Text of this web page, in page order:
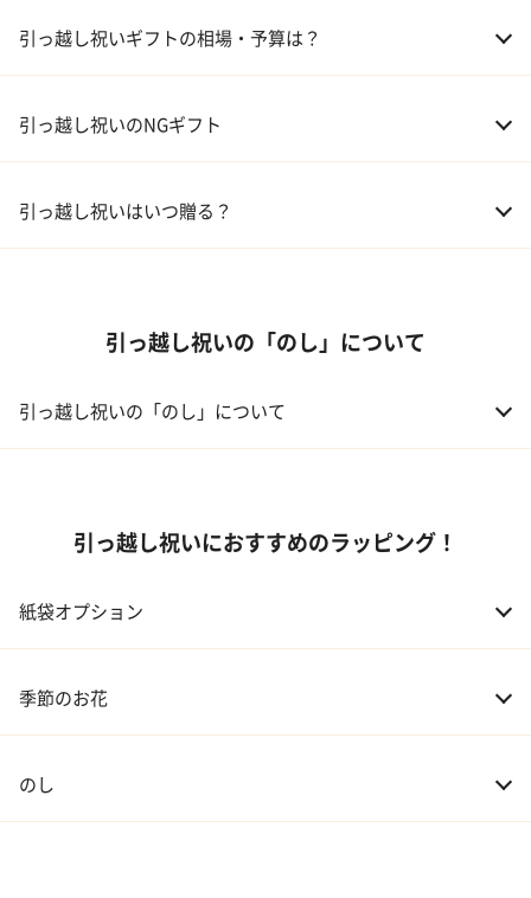
03 スイーツ
05 ギフトカタログ
引っ越し祝いギフトの相場・予算は？
02 友人、同僚 5,000～10,000円
引っ越し祝いのNGギフト
引っ越し祝いはいつ贈る？
引っ越し祝いの「のし」について
引っ越し祝いの「のし」について
引っ越し祝いにおすすめのラッピング！
紙袋オプション
季節のお花
のし